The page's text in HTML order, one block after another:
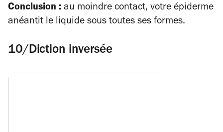
Conclusion : au moindre contact, votre épiderme
anéantit le liquide sous toutes ses formes.
10/Diction inversée